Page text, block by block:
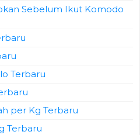
Sebelum Ikut Komodo
Terbaru
per Kg Terbaru
Terbaru